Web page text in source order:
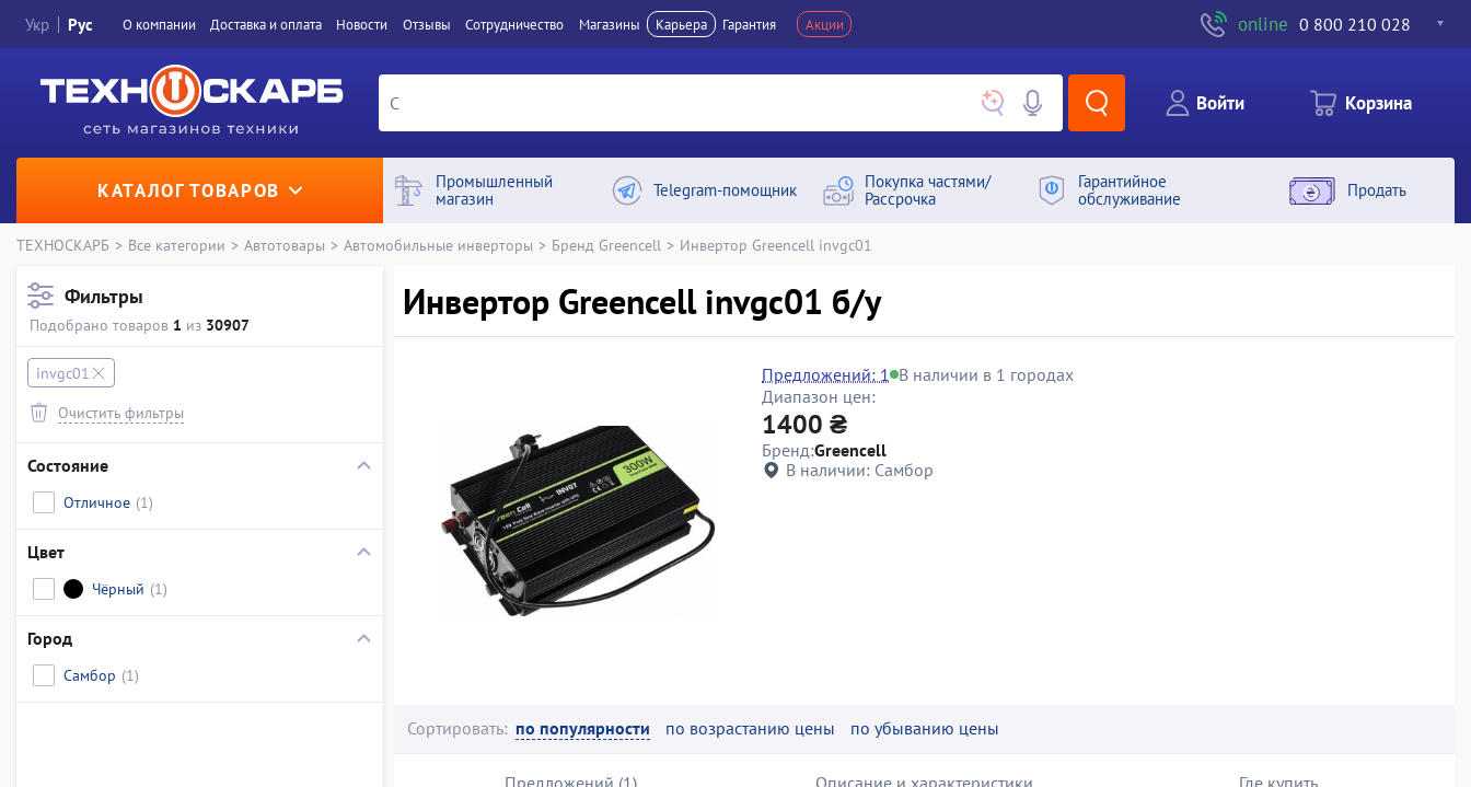
Укр Рус О компании Доставка и оплата Новости Отзывы Сотрудничество Магазины Карьера Гарантия Акции online 0 800 210 028
Войти Корзина
КАТАЛОГ ТОВАРОВ
Промышленный
магазин
Telegram-помощник
Покупка частями/
Рассрочка
Гарантийное
обслуживание
Продать
ТЕХНОСКАРБ > Все категории > Автотовары > Автомобильные инверторы > Бренд Greencell > Инвертор Greencell invgc01
Фильтры
Подобрано товаров 1 из 30907
invgc01
Очистить фильтры
Состояние
Отличное (1)
Цвет
Чёрный (1)
Город
Самбор (1)
Инвертор Greencell invgc01 б/у
Предложений: 1 В наличии в 1 городах
Диапазон цен:
1400 ₴
Бренд:Greencell
В наличии: Самбор
Сортировать: по популярности по возрастанию цены по убыванию цены
Предложений (1) Описание и характеристики Где купить